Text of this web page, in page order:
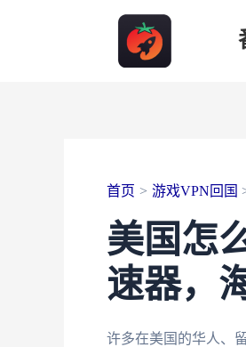
首页 游戏VPN回国
美国怎
速器，
许多在美国的华人、